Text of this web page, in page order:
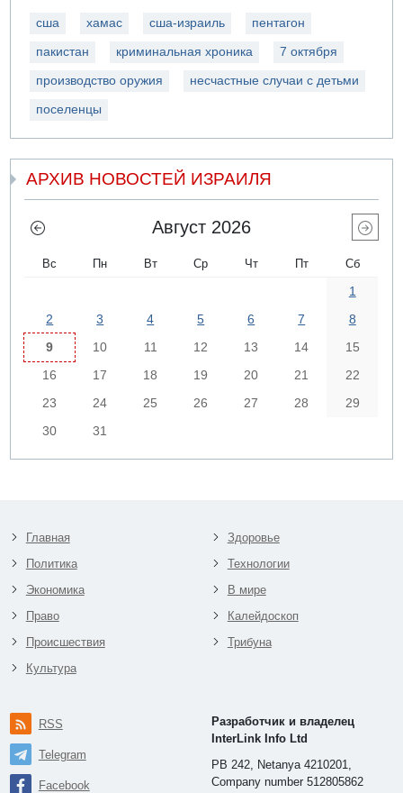
сша хамас сша-израиль пентагон
пакистан криминальная хроника 7 октября
производство оружия несчастные случаи с детьми
поселенцы
АРХИВ НОВОСТЕЙ ИЗРАИЛЯ
Август 2026
Вс Пн Вт Ср Чт Пт Сб
1
2
3 4 5 6 7
8
9
10 11 12 13 14
15
16
17 18 19 20 21
22
23
24 25 26 27 28
29
30
31
Главная
Политика
Экономика
Право
Происшествия
Культура
Здоровье
Технологии
В мире
Калейдоскоп
Трибуна
RSS
Telegram
Facebook
Разработчик и владелец
InterLink Info Ltd
PB 242, Netanya 4210201,
Company number 512805862